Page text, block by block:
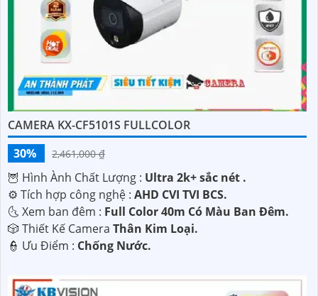
CAMERA KX-CF5101S FULLCOLOR
30%
2,461,000 ₫
🦉 Hình Ành Chất Lượng : Ultra 2k+ sắc nét .
⚙ Tích hợp công nghệ : AHD CVI TVI BCS.
🌜 Xem ban đêm : Full Color 40m Có Màu Ban Đêm.
🎲 Thiết Kế Camera Thân Kim Loại.
️👮 Ưu Điểm : Chống Nước.